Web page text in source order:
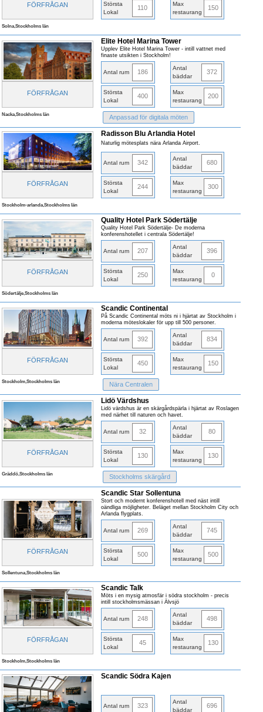
FÖRFRÅGAN
Största
Lokal
110
Max
restaurang
150
Solna,Stockholms län
FÖRFRÅGAN
Elite Hotel Marina Tower
Upplev Elite Hotel Marina Tower - intill vattnet med
finaste utsikten i Stockholm!
Antal rum 186
Antal
bäddar
372
Största
Lokal
400
Max
restaurang
200
Nacka,Stockholms län Anpassad för digitala möten
FÖRFRÅGAN
Radisson Blu Arlandia Hotel
Naturlig mötesplats nära Arlanda Airport.
Antal rum 342
Antal
bäddar
680
Största
Lokal
244
Max
restaurang
300
Stockholm-arlanda,Stockholms län
FÖRFRÅGAN
Quality Hotel Park Södertälje
Quality Hotel Park Södertälje- De moderna
konferenshotellet i centrala Södertälje!
Antal rum 207
Antal
bäddar
396
Största
Lokal
250
Max
restaurang
0
Södertälje,Stockholms län
FÖRFRÅGAN
Scandic Continental
På Scandic Continental möts ni i hjärtat av Stockholm i
moderna möteslokaler för upp till 500 personer.
Antal rum 392
Antal
bäddar
834
Största
Lokal
450
Max
restaurang
150
Stockholm,Stockholms län Nära Centralen
FÖRFRÅGAN
Lidö Värdshus
Lidö värdshus är en skärgårdspärla i hjärtat av Roslagen
med närhet till naturen och havet.
Antal rum 32
Antal
bäddar
80
Största
Lokal
130
Max
restaurang
130
Gräddö,Stockholms län Stockholms skärgård
FÖRFRÅGAN
Scandic Star Sollentuna
Stort och modernt konferenshotell med näst intill
oändliga möjligheter. Beläget mellan Stockholm City och
Arlanda flygplats.
Antal rum 269
Antal
bäddar
745
Största
Lokal
500
Max
restaurang
500
Sollentuna,Stockholms län
FÖRFRÅGAN
Scandic Talk
Möts i en mysig atmosfär i södra stockholm - precis
intill stockholmsmässan i Älvsjö
Antal rum 248
Antal
bäddar
498
Största
Lokal
45
Max
restaurang
130
Stockholm,Stockholms län
Scandic Södra Kajen
Antal rum 323
Antal
bäddar
696